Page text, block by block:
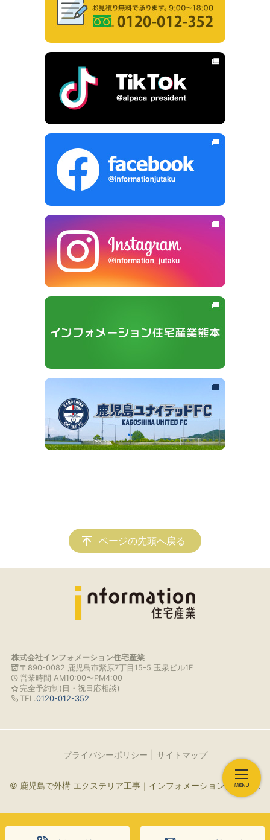
ページの先頭へ戻る
株式会社インフォメーション住宅産業
〒890-0082 鹿児島市紫原7丁目15-5 玉泉ビル1F
営業時間 AM10:00〜PM4:00
完全予約制(日・祝日応相談)
TEL.0120-012-352
プライバシーポリシー サイトマップ
© 鹿児島で外構 エクステリア工事｜インフォメーション住宅産業.